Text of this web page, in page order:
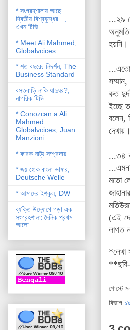
...২৯
হয়নি।
...এতো
কত
ইচ্ছে
বলেন,
...৩৪
মতো
(এই
লাগত
*
**
পোস্টে
বিভাগ
* সংগ্রহশালায় আছে
দ্বিতীয় বিশ্বযু্দ্ধের...,
এখন টিভি
* Meet Ali Mahmed,
Globalvoices
* শত বছরের নিদর্শন, The
Business Standard
বসতবাড়ি নাকি যাদুঘর?,
নাগরিক টিভি
* Conozcan a Ali
Mahmed:
Globalvoices, Juan
Manzioni
* কারক নাট্য সম্প্রদায়
* জয় হোক বাংলা ভাষার,
Deutsche Welle
* আমাদের ইশকুল, DW
ব্যক্তি উদ্যোগে গড়া এক
সংগ্রহশালা: দৈনিক প্রথম
আলো